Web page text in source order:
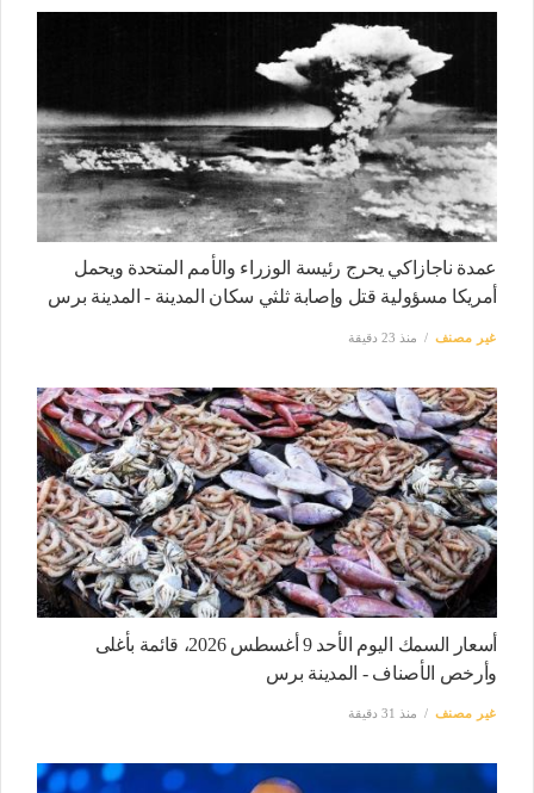
عمدة ناجازاكي يحرج رئيسة الوزراء والأمم المتحدة ويحمل
أمريكا مسؤولية قتل وإصابة ثلثي سكان المدينة - المدينة برس
غير مصنف منذ 23 دقيقة
أسعار السمك اليوم الأحد 9 أغسطس 2026، قائمة بأغلى
وأرخص الأصناف - المدينة برس
غير مصنف منذ 31 دقيقة